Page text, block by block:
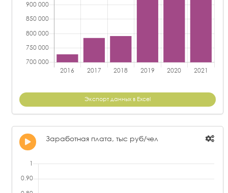
Экспорт данных в Excel
Заработная плата, тыс руб/чел